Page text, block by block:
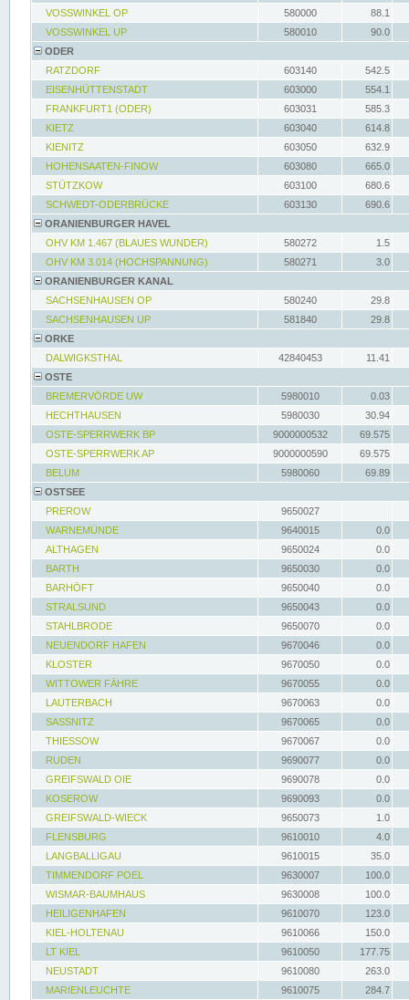
VOSSWINKEL OP
580000
88.1
VOSSWINKEL UP
580010
90.0
ODER
RATZDORF
603140
542.5
EISENHÜTTENSTADT
603000
554.1
FRANKFURT1 (ODER)
603031
585.3
KIETZ
603040
614.8
KIENITZ
603050
632.9
HOHENSAATEN-FINOW
603080
665.0
STÜTZKOW
603100
680.6
SCHWEDT-ODERBRÜCKE
603130
690.6
ORANIENBURGER HAVEL
OHV KM 1.467 (BLAUES WUNDER)
580272
1.5
OHV KM 3.014 (HOCHSPANNUNG)
580271
3.0
ORANIENBURGER KANAL
SACHSENHAUSEN OP
580240
29.8
SACHSENHAUSEN UP
581840
29.8
ORKE
DALWIGKSTHAL
42840453
11.41
OSTE
BREMERVÖRDE UW
5980010
0.03
HECHTHAUSEN
5980030
30.94
OSTE-SPERRWERK BP
9000000532
69.575
OSTE-SPERRWERK AP
9000000590
69.575
BELUM
5980060
69.89
OSTSEE
PREROW
9650027
WARNEMÜNDE
9640015
0.0
ALTHAGEN
9650024
0.0
BARTH
9650030
0.0
BARHÖFT
9650040
0.0
STRALSUND
9650043
0.0
STAHLBRODE
9650070
0.0
NEUENDORF HAFEN
9670046
0.0
KLOSTER
9670050
0.0
WITTOWER FÄHRE
9670055
0.0
LAUTERBACH
9670063
0.0
SASSNITZ
9670065
0.0
THIESSOW
9670067
0.0
RUDEN
9690077
0.0
GREIFSWALD OIE
9690078
0.0
KOSEROW
9690093
0.0
GREIFSWALD-WIECK
9650073
1.0
FLENSBURG
9610010
4.0
LANGBALLIGAU
9610015
35.0
TIMMENDORF POEL
9630007
100.0
WISMAR-BAUMHAUS
9630008
100.0
HEILIGENHAFEN
9610070
123.0
KIEL-HOLTENAU
9610066
150.0
LT KIEL
9610050
177.75
NEUSTADT
9610080
263.0
MARIENLEUCHTE
9610075
284.7